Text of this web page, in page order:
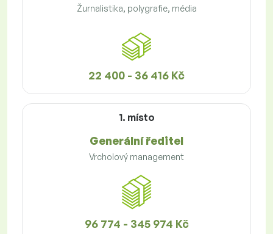
Žurnalistika, polygrafie, média
22 400 - 36 416 Kč
1. místo
Generální ředitel
Vrcholový management
96 774 - 345 974 Kč